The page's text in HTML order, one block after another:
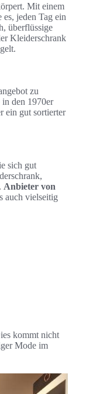
Mit einem
jeden Tag ein
überflüssige
Kleiderschrank
zu
den 1970er
ein gut sortierter
sich gut
Anbieter von
auch vielseitig
kommt nicht
Mode im